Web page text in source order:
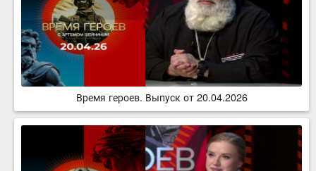
Время героев. Выпуск от 20.04.2026